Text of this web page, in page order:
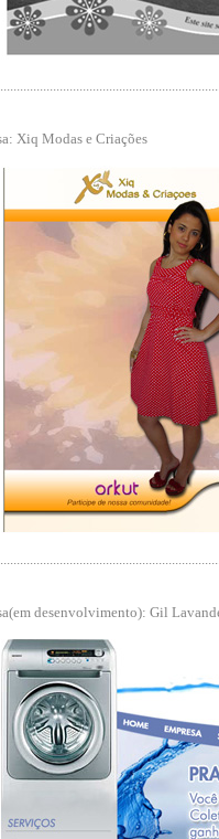
Xiq Modas e Criações
desenvolvimento): Gil